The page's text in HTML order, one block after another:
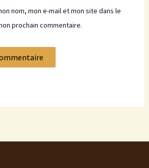
nom, mon e-mail et mon site dans le
prochain commentaire.